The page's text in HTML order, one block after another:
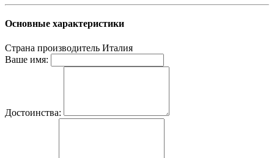
Основные характеристики
Страна производитель Италия
Ваше имя:
Достоинства: